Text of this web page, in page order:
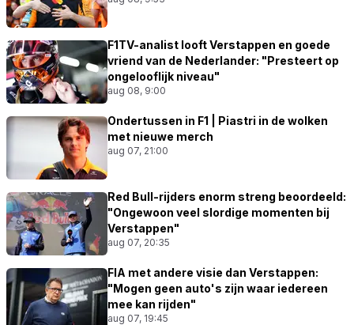
F1TV-analist looft Verstappen en goede
vriend van de Nederlander: "Presteert op
ongelooflijk niveau"
aug 08, 9:00
Ondertussen in F1 | Piastri in de wolken
met nieuwe merch
aug 07, 21:00
Red Bull-rijders enorm streng beoordeeld:
"Ongewoon veel slordige momenten bij
Verstappen"
aug 07, 20:35
FIA met andere visie dan Verstappen:
"Mogen geen auto's zijn waar iedereen
mee kan rijden"
aug 07, 19:45